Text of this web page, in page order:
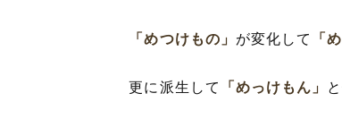
「めつけもの」 が変化して 「
更に派生して 「めっけもん」